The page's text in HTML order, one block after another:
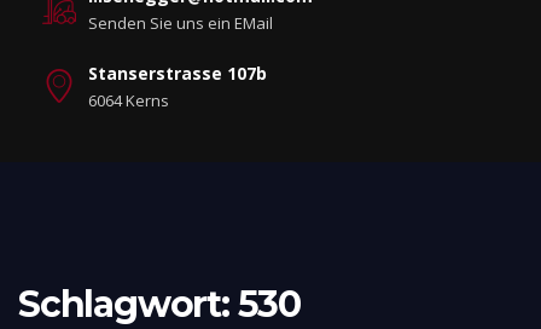
Senden Sie uns ein EMail
Stanserstrasse 107b
6064 Kerns
Schlagwort:530